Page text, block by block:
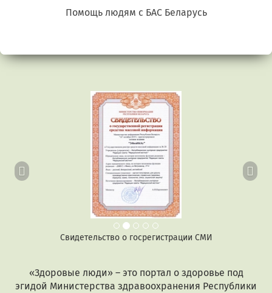
Беларусь. Gluten free
Свидетельство о госрегистрации СМИ
Предыдущий
«Здоровые люди» – это портал о здоровье под
эгидой Министерства здравоохранения Республики